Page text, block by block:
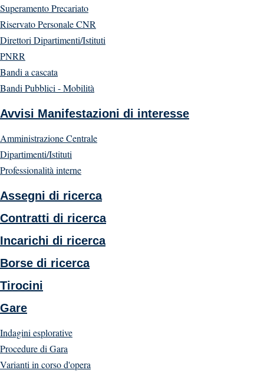
Superamento Precariato
Riservato Personale CNR
Direttori Dipartimenti/Istituti
PNRR
Bandi a cascata
Bandi Pubblici - Mobilità
Avvisi Manifestazioni di interesse
Amministrazione Centrale
Dipartimenti/Istituti
Professionalità interne
Assegni di ricerca
Contratti di ricerca
Incarichi di ricerca
Borse di ricerca
Tirocini
Gare
Indagini esplorative
Procedure di Gara
Varianti in corso d'opera